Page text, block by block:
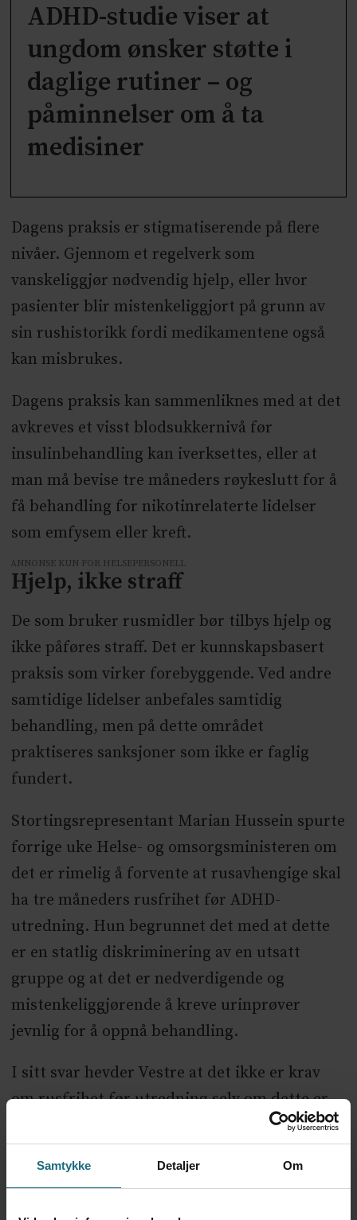
Samtykke Detaljer Om
ADHD-studie viser at
ungdom ønsker støtte i
daglige rutiner – og
påminnelser om å ta
medisiner
Dagens praksis er stigmatiserende på flere
nivåer. Gjennom et regelverk som
vanskeliggjør nødvendig hjelp, eller hvor
pasienter blir mistenkeliggjort på grunn av
sin rushistorikk fordi medikamentene også
kan misbrukes.
Dagens praksis kan sammenliknes med at det
avkreves et visst blodsukkernivå før
insulinbehandling kan iverksettes, eller at
man må bevise tre måneders røykeslutt for å
få behandling for nikotinrelaterte lidelser
som emfysem eller kreft.
ANNONSE KUN FOR HELSEPERSONELL
Hjelp, ikke straff
De som bruker rusmidler bør tilbys hjelp og
ikke påføres straff. Det er kunnskapsbasert
praksis som virker forebyggende. Ved andre
samtidige lidelser anbefales samtidig
behandling, men på dette området
praktiseres sanksjoner som ikke er faglig
fundert.
Stortingsrepresentant Marian Hussein spurte
forrige uke Helse- og omsorgsministeren om
det er rimelig å forvente at rusavhengige skal
ha tre måneders rusfrihet før ADHD-
utredning. Hun begrunnet det med at dette
er en statlig diskriminering av en utsatt
gruppe og at det er nedverdigende og
mistenkeliggjørende å kreve urinprøver
jevnlig for å oppnå behandling.
I sitt svar hevder Vestre at det ikke er krav
om rusfrihet før utredning selv om dette er
praksis på mange av våre store sykehus.
bygget på gammel kunnskap og at det skal